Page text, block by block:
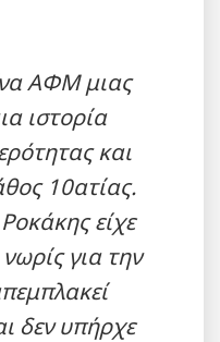
ΑΦΜ μιας
ιστορία
και
10ατίας.
είχε
για την
δεν υπήρχε